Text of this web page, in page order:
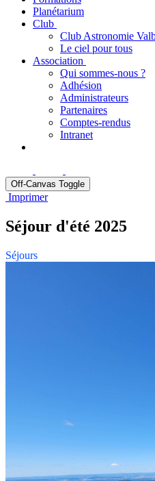
Planétarium
Club
Club Astronomie
Le ciel pour tous
Association
Qui sommes-nous ?
Adhésion
Administrateurs
Partenaires
Comptes-rendus
Intranet
Off-Canvas Toggle
Imprimer
Séjour d'été 2025
Séjours